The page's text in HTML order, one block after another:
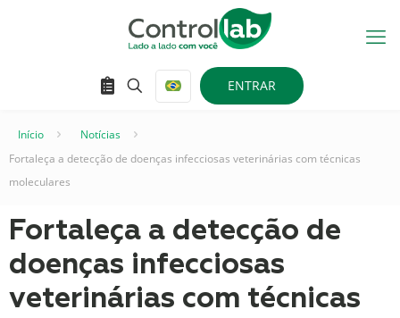
ENTRAR
Início Notícias
Fortaleça a detecção de doenças infecciosas veterinárias com técnicas
moleculares
Fortaleça a detecção de
doenças infecciosas
veterinárias com técnicas